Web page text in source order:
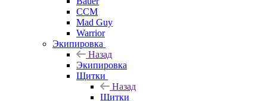
CCM
Mad Guy
Warrior
Экипировка
Назад
Экипировка
Щитки
Назад
Щитки